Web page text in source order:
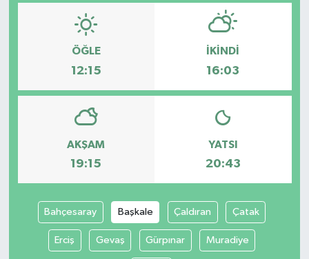
ÖĞLE
12:15
İKINDI
16:03
AKŞAM
19:15
YATSI
20:43
Bahçesaray Başkale Çaldıran Çatak
Erciş Gevaş Gürpınar Muradiye